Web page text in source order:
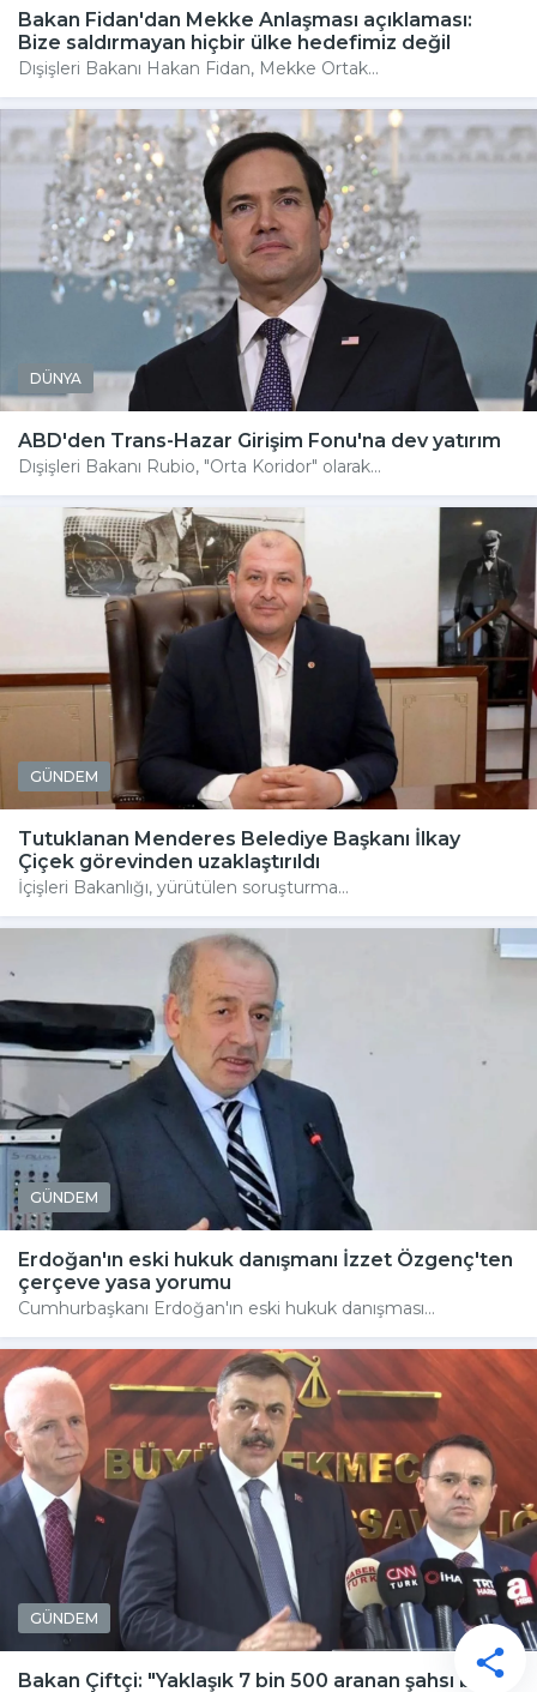
Bakan Fidan'dan Mekke Anlaşması açıklaması:
Bize saldırmayan hiçbir ülke hedefimiz değil
Dışişleri Bakanı Hakan Fidan, Mekke Ortak...
DÜNYA
ABD'den Trans-Hazar Girişim Fonu'na dev yatırım
Dışişleri Bakanı Rubio, "Orta Koridor" olarak...
GÜNDEM
Tutuklanan Menderes Belediye Başkanı İlkay
Çiçek görevinden uzaklaştırıldı
İçişleri Bakanlığı, yürütülen soruşturma...
GÜNDEM
Erdoğan'ın eski hukuk danışmanı İzzet Özgenç'ten
çerçeve yasa yorumu
Cumhurbaşkanı Erdoğan'ın eski hukuk danışması...
GÜNDEM
Bakan Çiftçi: "Yaklaşık 7 bin 500 aranan şahsı bu